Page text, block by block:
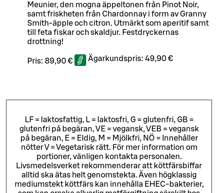
Meunier, den mogna äppeltonen från Pinot Noir,
samt friskheten från Chardonnay i form av Granny
Smith-äpple och citron. Utmärkt som aperitif samt
till feta fiskar och skaldjur. Festdryckernas
drottning!
Pris: 89,90 € Ägarkundspris: 49,90 €
LF = laktosfattig, L = laktosfri, G = glutenfri, GB =
glutenfri på begäran, VE = vegansk, VEB = vegansk
på begäran, E = Eldig, M = Mjölkfri, NÖ = Innehåller
nötter V = Vegetarisk rätt. För mer information om
portioner, vänligen kontakta personalen.
Livsmedelsverket rekommenderar att köttfärsbiffar
alltid ska ätas helt genomstekta. Även högklassig
mediumstekt köttfärs kan innehålla EHEC-bakterier,